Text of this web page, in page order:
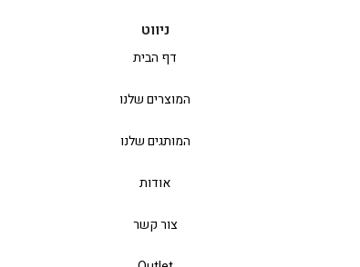
ניווט
דף הבית
המוצרים שלנו
המותגים שלנו
אודות
צור קשר